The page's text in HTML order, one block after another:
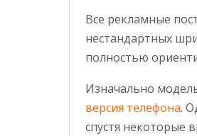
Все рекламные
нестандартных
полностью
Изначально
версия телефона.
спустя некоторые